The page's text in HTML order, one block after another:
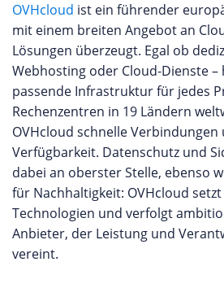
OVHcloud ist ein führender
mit einem breiten Angebot an
Lösungen überzeugt. Egal ob
Webhosting oder Cloud-Dienste
passende Infrastruktur für jedes
Rechenzentren in 19 Ländern
OVHcloud schnelle Verbindungen
Verfügbarkeit. Datenschutz und
dabei an oberster Stelle, ebenso
für Nachhaltigkeit: OVHcloud
Technologien und verfolgt
Anbieter, der Leistung und
vereint.